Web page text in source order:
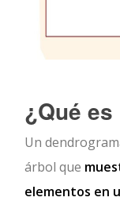
¿Qué
Un
árbol que
elementos en